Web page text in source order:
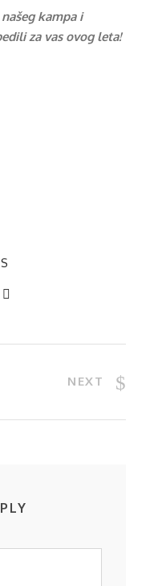
kampa i
za vas ovog leta!
NEXT